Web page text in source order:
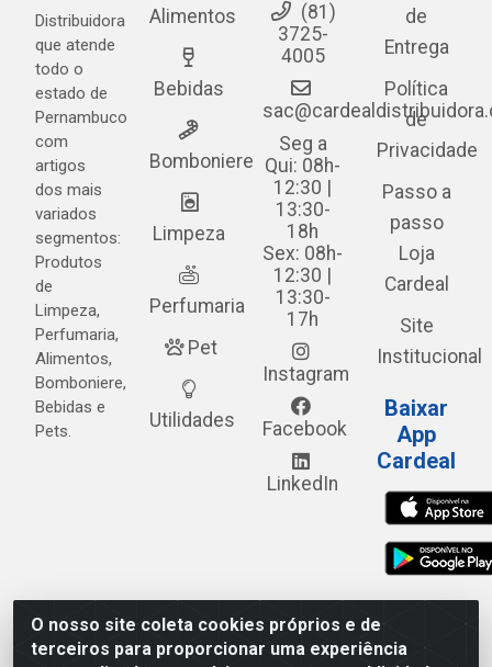
O nosso site coleta cookies próprios e de
terceiros para proporcionar uma experiência
Distribuidora
que atende
todo o
estado de
Pernambuco
com
artigos
dos mais
variados
segmentos:
Produtos
de
Limpeza,
Perfumaria,
Alimentos,
Bomboniere,
Bebidas e
Pets.
Alimentos
Bebidas
Bomboniere
Limpeza
Perfumaria
Pet
Utilidades
(81)
3725-
4005
Seg a
Qui: 08h-
12:30 |
13:30-
18h
Sex: 08h-
12:30 |
13:30-
17h
Instagram
Facebook
LinkedIn
de
Entrega
Política
de
Privacidade
Passo a
passo
Loja
Cardeal
Site
Institucional
Baixar
App
Cardeal
Cardeal Distribuidora - Estrada Alto do Moura, 582 - Alto
do Moura - Caruaru/PE - CEP 55.040-120 - CNPJ